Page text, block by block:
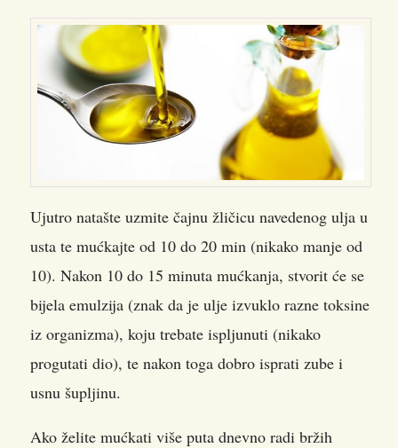
Ujutro natašte uzmite čajnu žličicu navedenog ulja u
usta te mućkajte od 10 do 20 min (nikako manje od
10). Nakon 10 do 15 minuta mućkanja, stvorit će se
bijela emulzija (znak da je ulje izvuklo razne toksine
iz organizma), koju trebate ispljunuti (nikako
progutati dio), te nakon toga dobro isprati zube i
usnu šupljinu.
Ako želite mućkati više puta dnevno radi bržih